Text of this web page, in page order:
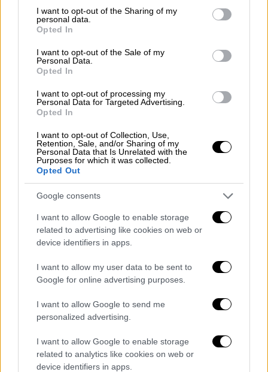
not limited to your visit or usage behaviour. You may click to
grant or deny consent to Google and its third-party tags to
use your data for below specified purposes in below Google
consent section.
I want to opt-out of the Sharing of my
personal data.
Opted In
I want to opt-out of the Sale of my
Personal Data.
Opted In
I want to opt-out of processing my
Personal Data for Targeted Advertising.
Opted In
I want to opt-out of Collection, Use,
Retention, Sale, and/or Sharing of my
Personal Data that Is Unrelated with the
Purposes for which it was collected.
Opted Out
Google consents
I want to allow Google to enable storage
related to advertising like cookies on web or
device identifiers in apps.
I want to allow my user data to be sent to
Google for online advertising purposes.
I want to allow Google to send me
personalized advertising.
I want to allow Google to enable storage
related to analytics like cookies on web or
device identifiers in apps.
έργου.
«Έχει σταματήσει, έχει στοιχειώσει», είχε
πει λίγο νωρίτερα σε βιντεάκι που ανέβασε
στα social media.